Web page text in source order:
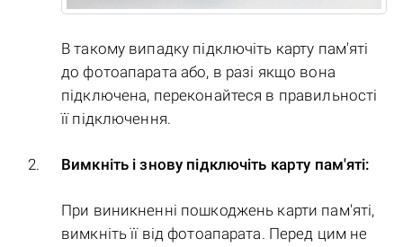
В такому випадку підключіть карту пам'яті
до фотоапарата або, в разі якщо вона
підключена, переконайтеся в правильності
її підключення.
Вимкніть і знову підключіть карту пам'яті:
При виникненні пошкоджень карти пам'яті,
вимкніть її від фотоапарата. Перед цим не